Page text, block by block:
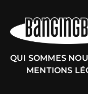
QUI SOMMES
MENTIONS